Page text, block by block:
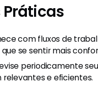
Práticas
com fluxos de
se sentir mais
periodicamente
relevantes e eficientes.